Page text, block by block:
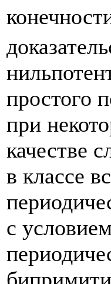
простого
при
качестве
в классе
с